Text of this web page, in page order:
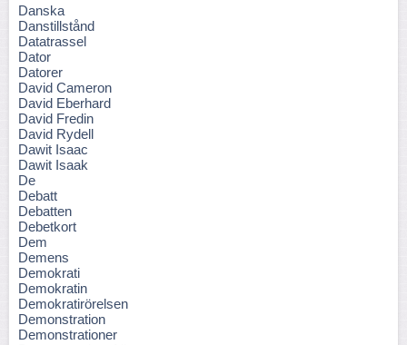
Danska
Danstillstånd
Datatrassel
Dator
Datorer
David Cameron
David Eberhard
David Fredin
David Rydell
Dawit Isaac
Dawit Isaak
De
Debatt
Debatten
Debetkort
Dem
Demens
Demokrati
Demokratin
Demokratirörelsen
Demonstration
Demonstrationer